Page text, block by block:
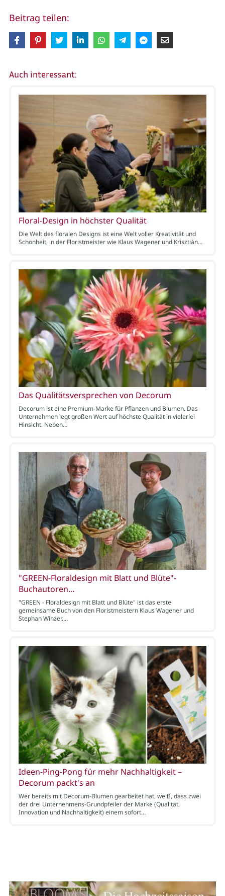
Beitrag teilen:
Auch interessant:
Floral-Design in höchster Qualität
Die Welt des floralen Designs ist eine Welt voller Kreativität und
Schönheit, in der Floristmeister wie Klaus Wagener und Krisztián…
Das Qualitätsversprechen von Decorum
Decorum ist eine Premium-Marke für Pflanzen und Blumen. Das
Unternehmen legt großen Wert auf höchste Qualität in vielerlei
Hinsicht. Neben…
"GREEN-Floraldesign mit Blatt und Blüte"-
Buchautoren…
"GREEN - Floraldesign mit Blatt und Blüte" ist das erste
gemeinsame Buch von den Floristmeistern Klaus Wagener und
Stephan Winzer.…
Ideen-Ping-Pong für mehr Nachhaltigkeit –
Decorum packt's an
Wer bereits mit Decorum-Blumen gearbeitet hat, weiß, dass zwei
der drei Unternehmens-Grundpfeiler der Marke (Qualität,
Innovation und Nachhaltigkeit) einem sofort…